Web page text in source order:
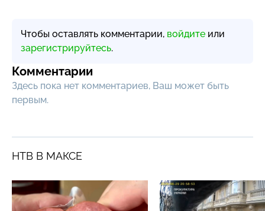
Чтобы оставлять комментарии, войдите или
зарегистрируйтесь.
Комментарии
Здесь пока нет комментариев, Ваш может быть
первым.
НТВ В МАКСЕ